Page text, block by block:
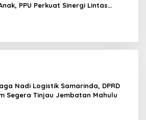
PPU Perkuat Sinergi Lintas
Nadi Logistik Samarinda, DPRD
Segera Tinjau Jembatan Mahulu